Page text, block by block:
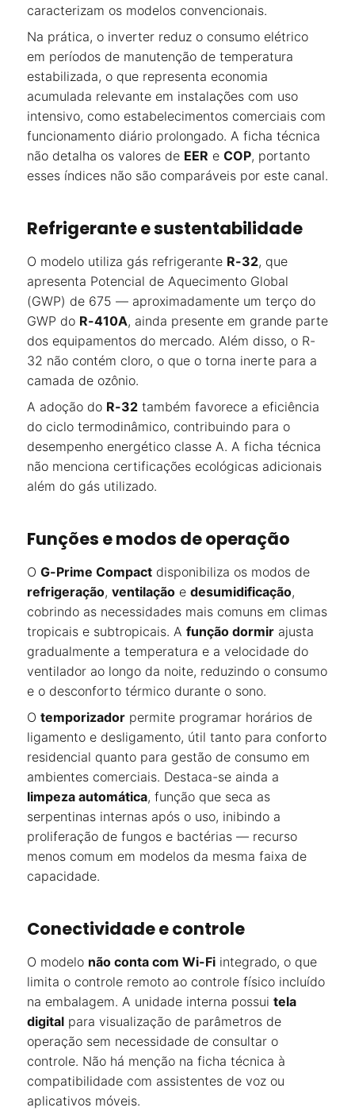
caracterizam os modelos convencionais.
Na prática, o inverter reduz o consumo elétrico
em períodos de manutenção de temperatura
estabilizada, o que representa economia
acumulada relevante em instalações com uso
intensivo, como estabelecimentos comerciais com
funcionamento diário prolongado. A ficha técnica
não detalha os valores de EER e COP, portanto
esses índices não são comparáveis por este canal.
Refrigerante e sustentabilidade
O modelo utiliza gás refrigerante R-32, que
apresenta Potencial de Aquecimento Global
(GWP) de 675 — aproximadamente um terço do
GWP do R-410A, ainda presente em grande parte
dos equipamentos do mercado. Além disso, o R-
32 não contém cloro, o que o torna inerte para a
camada de ozônio.
A adoção do R-32 também favorece a eficiência
do ciclo termodinâmico, contribuindo para o
desempenho energético classe A. A ficha técnica
não menciona certificações ecológicas adicionais
além do gás utilizado.
Funções e modos de operação
O G-Prime Compact disponibiliza os modos de
refrigeração, ventilação e desumidificação,
cobrindo as necessidades mais comuns em climas
tropicais e subtropicais. A função dormir ajusta
gradualmente a temperatura e a velocidade do
ventilador ao longo da noite, reduzindo o consumo
e o desconforto térmico durante o sono.
O temporizador permite programar horários de
ligamento e desligamento, útil tanto para conforto
residencial quanto para gestão de consumo em
ambientes comerciais. Destaca-se ainda a
limpeza automática, função que seca as
serpentinas internas após o uso, inibindo a
proliferação de fungos e bactérias — recurso
menos comum em modelos da mesma faixa de
capacidade.
Conectividade e controle
O modelo não conta com Wi-Fi integrado, o que
limita o controle remoto ao controle físico incluído
na embalagem. A unidade interna possui tela
digital para visualização de parâmetros de
operação sem necessidade de consultar o
controle. Não há menção na ficha técnica à
compatibilidade com assistentes de voz ou
aplicativos móveis.